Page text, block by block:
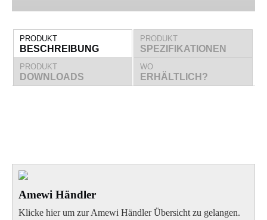
PRODUKT
BESCHREIBUNG
PRODUKT
SPEZIFIKATIONEN
PRODUKT
DOWNLOADS
WO
ERHÄLTLICH?
Amewi Händler
Klicke hier um zur Amewi Händler Übersicht zu gelangen.